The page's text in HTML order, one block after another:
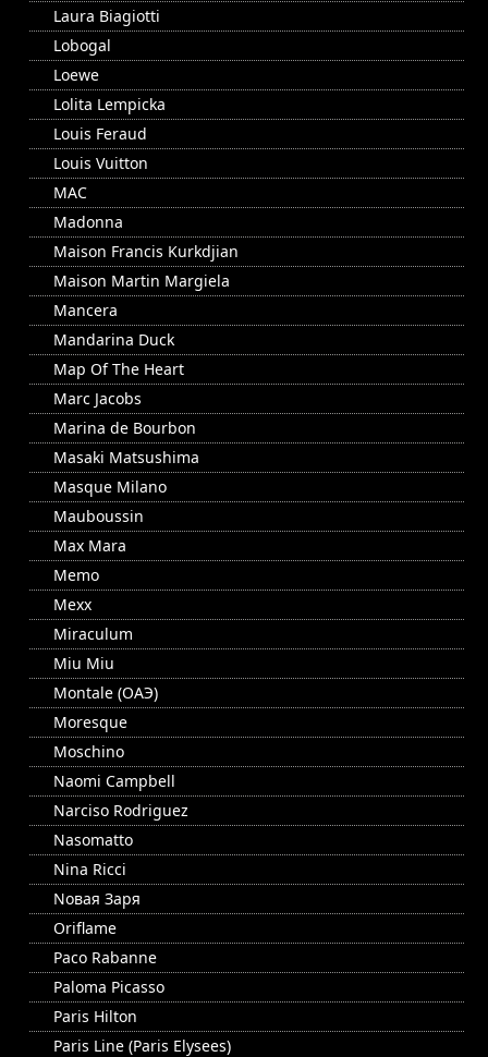
Laura Biagiotti
Lobogal
Loewe
Lolita Lempicka
Louis Feraud
Louis Vuitton
MAC
Madonna
Maison Francis Kurkdjian
Maison Martin Margiela
Mancera
Mandarina Duck
Map Of The Heart
Marc Jacobs
Marina de Bourbon
Masaki Matsushima
Masque Milano
Mauboussin
Max Mara
Memo
Mexx
Miraculum
Miu Miu
Montale (ОАЭ)
Moresque
Moschino
Naomi Campbell
Narciso Rodriguez
Nasomatto
Nina Ricci
Nовая Заря
Oriflame
Paco Rabanne
Paloma Picasso
Paris Hilton
Paris Line (Paris Elysees)